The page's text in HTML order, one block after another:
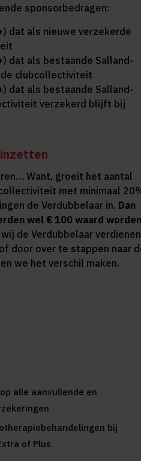
sponsorbedragen:
dat als nieuwe verzekerde
dat als bestaande Salland-
clubcollectiviteit
dat als bestaande Salland-
verzekerd blijft bij
Want, groeit het aantal
met minimaal
de Verdubbelaar in. Dan
wel € 100 waard
de Verdubbelaar
door over te stappen naar
we het verschil maken.
alle aanvullende en
bij
of Plus